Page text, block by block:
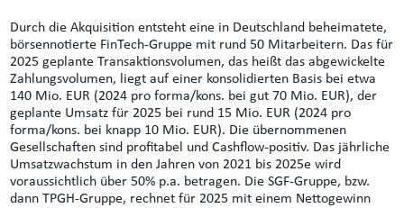
Durch die Akquisition entsteht eine in Deutschland beheimatete,
börsennotierte FinTech-Gruppe mit rund 50 Mitarbeitern. Das für
2025 geplante Transaktionsvolumen, das heißt das abgewickelte
Zahlungsvolumen, liegt auf einer konsolidierten Basis bei etwa
140 Mio. EUR (2024 pro forma/kons. bei gut 70 Mio. EUR), der
geplante Umsatz für 2025 bei rund 15 Mio. EUR (2024 pro
forma/kons. bei knapp 10 Mio. EUR). Die übernommenen
Gesellschaften sind profitabel und Cashflow-positiv. Das jährliche
Umsatzwachstum in den Jahren von 2021 bis 2025e wird
voraussichtlich über 50% p.a. betragen. Die SGF-Gruppe, bzw.
dann TPGH-Gruppe, rechnet für 2025 mit einem Nettogewinn